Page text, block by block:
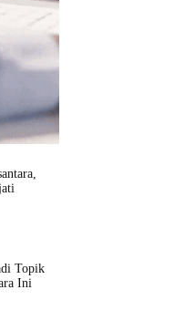
Topik
Ini